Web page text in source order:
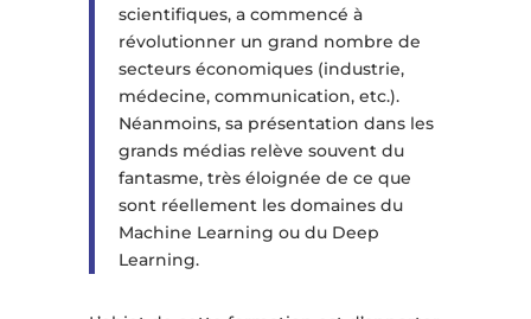
scientifiques, a commencé à
révolutionner un grand nombre de
secteurs économiques (industrie,
médecine, communication, etc.).
Néanmoins, sa présentation dans les
grands médias relève souvent du
fantasme, très éloignée de ce que
sont réellement les domaines du
Machine Learning ou du Deep
Learning.